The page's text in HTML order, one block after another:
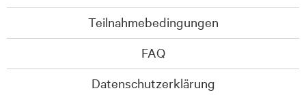
Teilnahmebedingungen
FAQ
Datenschutzerklärung